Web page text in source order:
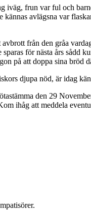
frun var ful och
kännas avlägsna var
från den gråa
för nästa års sådd
på att doppa sina bröd
djupa nöd, är idag
den 29
ihåg att meddela